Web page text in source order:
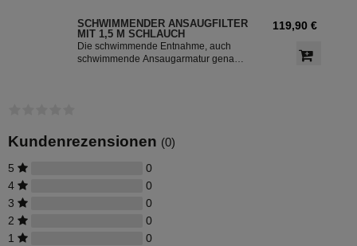
Zisterne und bringt zusätzlich
Sauerstoff in den unteren Teil des
Wassers. So bleibt das Regenwasser
frisch. Der beruhigte Zulauf ist die 2.
SCHWIMMENDER ANSAUGFILTER
MIT 1,5 M SCHLAUCH
Die schwimmende Entnahme, auch
schwimmende Ansaugarmatur genannt
119,90 €
Kundenrezensionen (0)
5
0
4
0
3
0
2
0
1
0